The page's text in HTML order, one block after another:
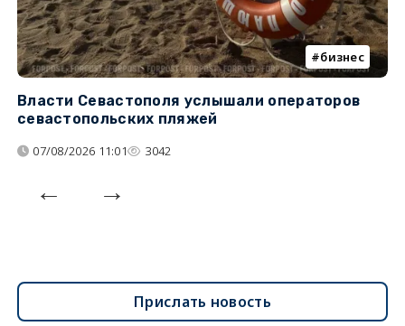
бизнес
Власти Севастополя услышали операторов
севастопольских пляжей
07/08/2026 11:01 3042
Прислать новость